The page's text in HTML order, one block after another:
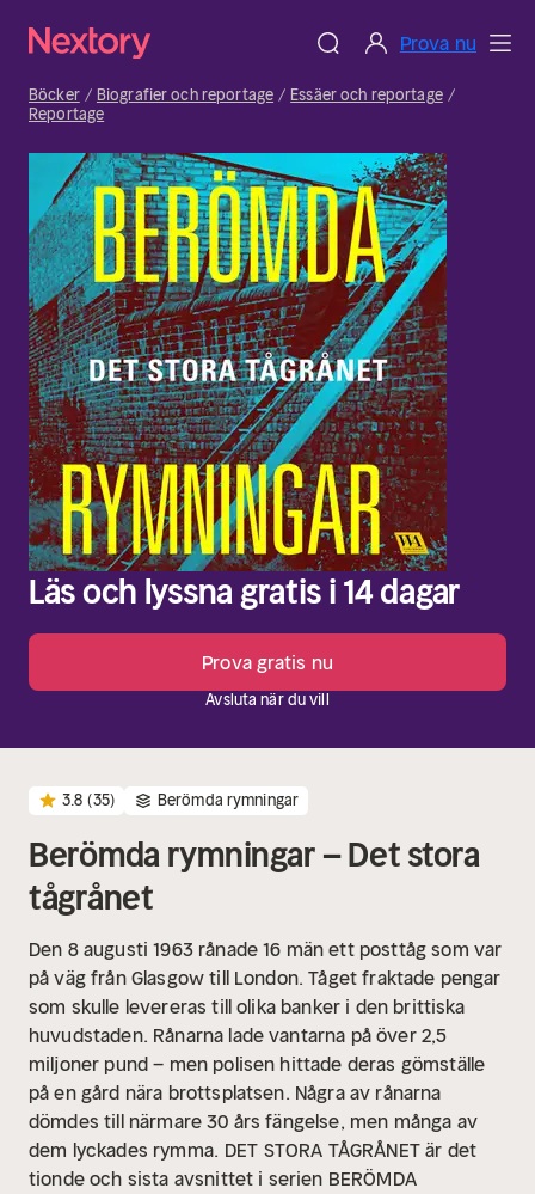
Prova nu
Böcker Biografier och reportage
Essäer och reportage
Reportage
Läs och lyssna gratis i 14 dagar
Prova gratis nu
Avsluta när du vill
3.8 (35) Berömda rymningar
Berömda rymningar – Det stora
tågrånet
Den 8 augusti 1963 rånade 16 män ett posttåg som var
på väg från Glasgow till London. Tåget fraktade pengar
som skulle levereras till olika banker i den brittiska
huvudstaden. Rånarna lade vantarna på över 2,5
miljoner pund – men polisen hittade deras gömställe
på en gård nära brottsplatsen. Några av rånarna
dömdes till närmare 30 års fängelse, men många av
dem lyckades rymma. DET STORA TÅGRÅNET är det
tionde och sista avsnittet i serien BERÖMDA